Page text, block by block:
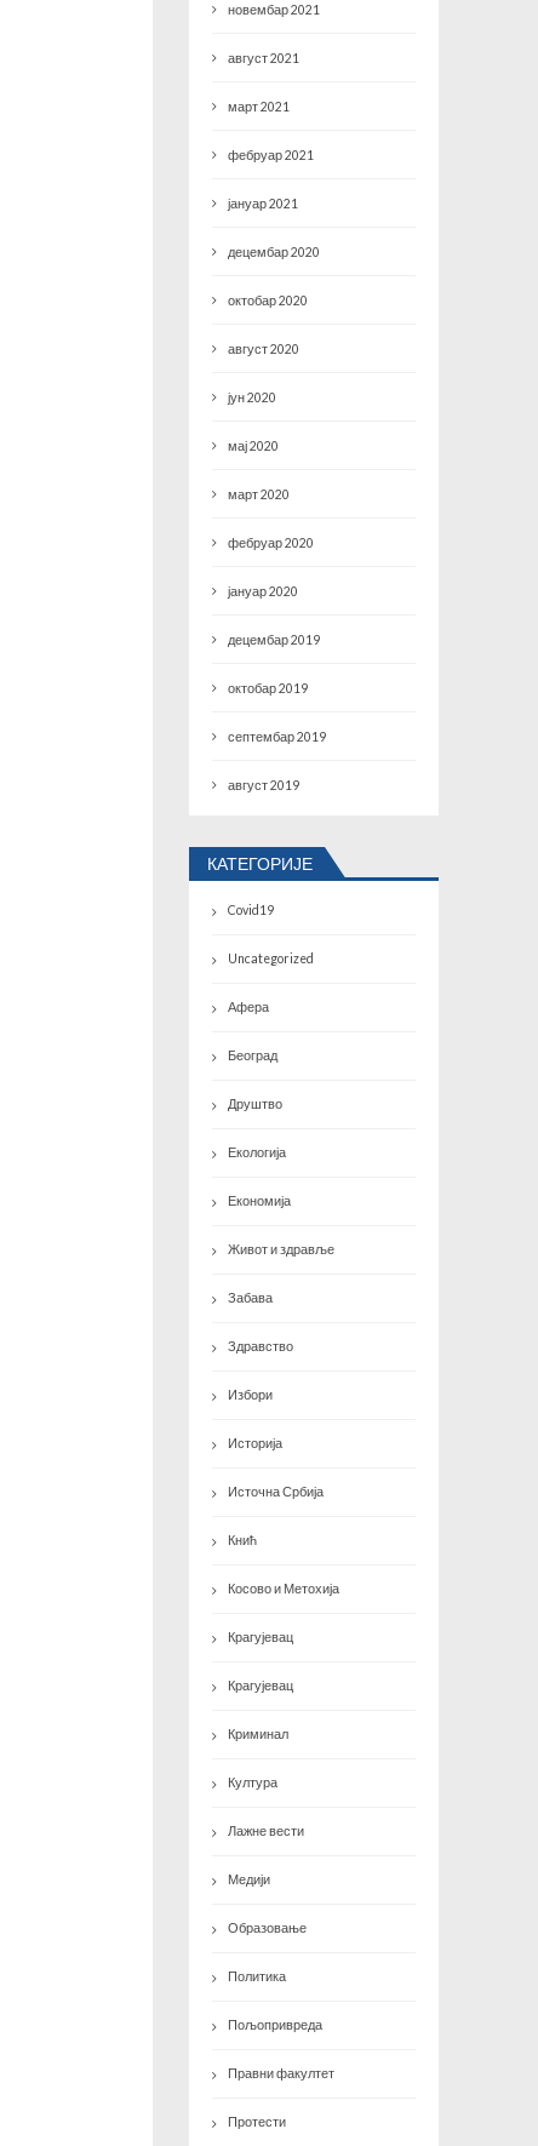
новембар 2021
август 2021
март 2021
фебруар 2021
јануар 2021
децембар 2020
октобар 2020
август 2020
јун 2020
мај 2020
март 2020
фебруар 2020
јануар 2020
децембар 2019
октобар 2019
септембар 2019
август 2019
КАТЕГОРИЈЕ
Covid19
Uncategorized
Афера
Београд
Друштво
Екологија
Економија
Живот и здравље
Забава
Здравство
Избори
Историја
Источна Србија
Кнић
Косово и Метохија
Крагујевац
Крагујевац
Криминал
Култура
Лажне вести
Медији
Образовање
Политика
Пољопривреда
Правни факултет
Протести